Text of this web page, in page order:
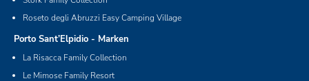
Roseto degli Abruzzi Easy Camping Village
Porto Sant’Elpidio - Marken
La Risacca Family Collection
Le Mimose Family Resort